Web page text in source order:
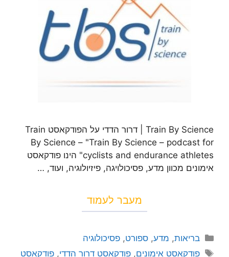
Train By Science | דרור הדדי על הפודקאסט Train
By Science – "Train By Science – podcast for
cyclists and endurance athletes" הינו פודקאסט
אימונים מכוון מדע, פסיכולויגה, פיזיולוגיה, ועוד, …
מעבר לעמוד
בריאות, מדע,ספורט,פסיכולוגיה
פודקאסט אימונים,פודקאסט דרור הדדי,פודקאסט